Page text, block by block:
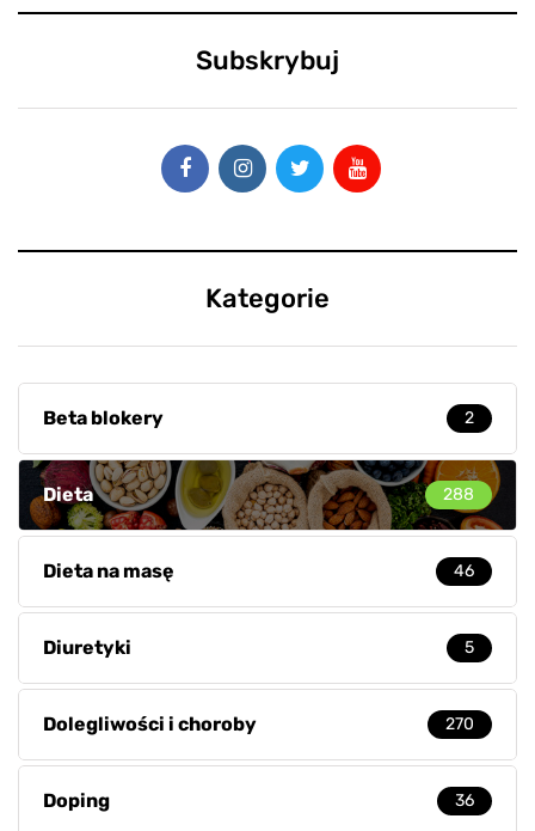
Subskrybuj
Kategorie
Beta blokery 2
Dieta 288
Dieta na masę 46
Diuretyki 5
Dolegliwości i choroby 270
Doping 36